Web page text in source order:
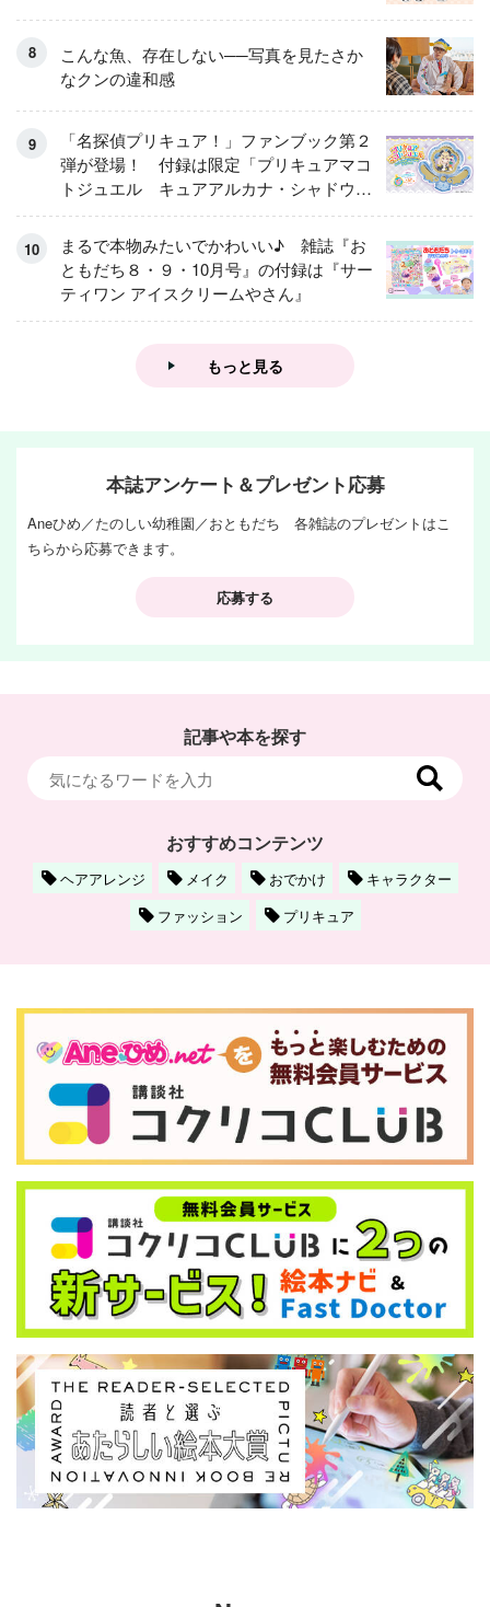
こんな魚、存在しない──写真を見たさか
なクンの違和感
「名探偵プリキュア！」ファンブック第２
弾が登場！ 付録は限定「プリキュアマコ
トジュエル キュアアルカナ・シャドウ
アイスver.」 キュアエクレールを大特
集！
まるで本物みたいでかわいい♪ 雑誌『お
ともだち８・９・10月号』の付録は『サー
ティワン アイスクリームやさん』
もっと見る
本誌アンケート＆プレゼント応募
Aneひめ／たのしい幼稚園／おともだち 各雑誌のプレゼントはこ
ちらから応募できます。
応募する
記事や本を探す
おすすめコンテンツ
ヘアアレンジ メイク おでかけ
キャラクター
ファッション
プリキュア